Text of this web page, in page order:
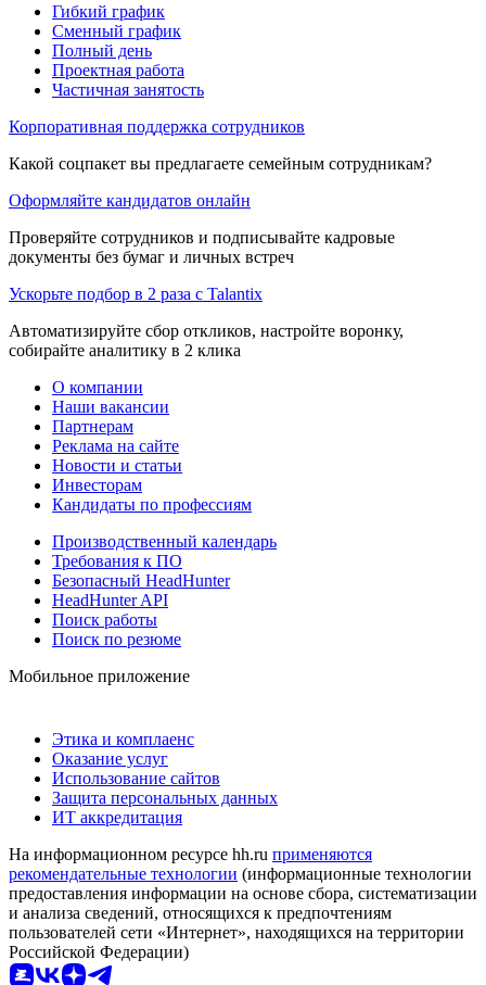
Гибкий график
Сменный график
Полный день
Проектная работа
Частичная занятость
Корпоративная поддержка сотрудников
Какой соцпакет вы предлагаете семейным сотрудникам?
Оформляйте кандидатов онлайн
Проверяйте сотрудников и подписывайте кадровые
документы без бумаг и личных встреч
Ускорьте подбор в 2 раза с Talantix
Автоматизируйте сбор откликов, настройте воронку,
собирайте аналитику в 2 клика
О компании
Наши вакансии
Партнерам
Реклама на сайте
Новости и статьи
Инвесторам
Кандидаты по профессиям
Производственный календарь
Требования к ПО
Безопасный HeadHunter
HeadHunter API
Поиск работы
Поиск по резюме
Мобильное приложение
Этика и комплаенс
Оказание услуг
Использование сайтов
Защита персональных данных
ИТ аккредитация
На информационном ресурсе hh.ru применяются
рекомендательные технологии (информационные технологии
предоставления информации на основе сбора, систематизации
и анализа сведений, относящихся к предпочтениям
пользователей сети «Интернет», находящихся на территории
Российской Федерации)